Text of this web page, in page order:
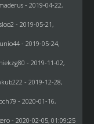
- 2019-04-22,
- 2019-05-21,
- 2019-05-24,
- 2019-11-02,
- 2019-12-28,
- 2020-01-16,
- 2020-02-05, 01:09:25